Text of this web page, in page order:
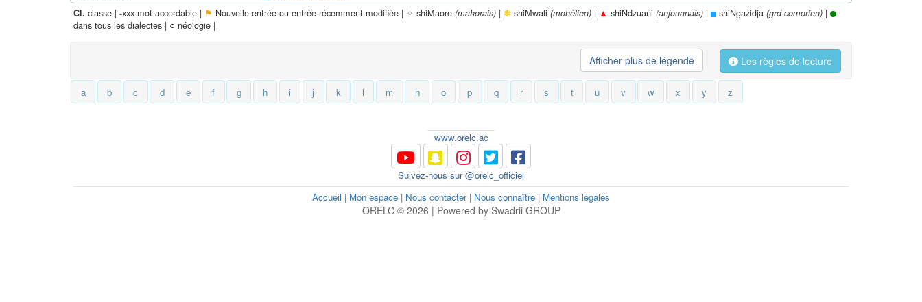
Cl. classe | -xxx mot accordable | ⚑ Nouvelle entrée ou entrée récemment modifiée | ✧ shiMaore (mahorais) | ✽ shiMwali (mohélien) | ▲ shiNdzuani (anjouanais) | shiNgazidja (grd-comorien) |
dans tous les dialectes | ○ néologie |
Les règles de lecture
Afficher plus de légende
a b c d e f g h i j k l m n o p q r s t u v w x y z
www.orelc.ac
Suivez-nous sur @orelc_officiel
Accueil | Mon espace | Nous contacter| Nous connaître | Mentions légales
ORELC © 2026 | Powered by Swadrii GROUP